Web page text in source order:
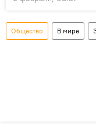
Общество В мире